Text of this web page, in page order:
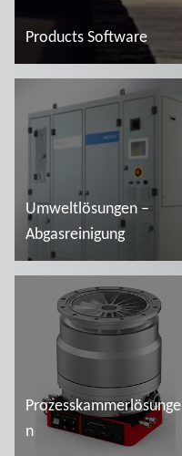
Products Software
Umweltlösungen –
Abgasreinigung
Mehr lesen
Prozesskammerlösunge
n